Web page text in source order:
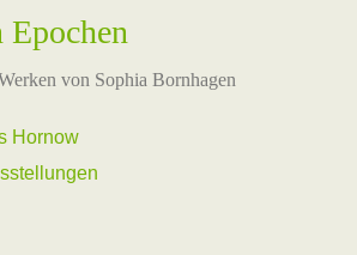
von Sophia Bornhagen
Hornow